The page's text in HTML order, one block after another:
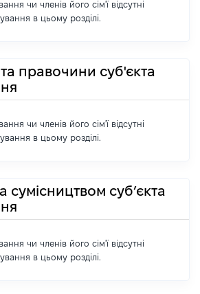
чи членів його сім'ї відсутні
в цьому розділі.
правочини суб'єкта
чи членів його сім'ї відсутні
в цьому розділі.
сумісництвом суб’єкта
чи членів його сім'ї відсутні
в цьому розділі.